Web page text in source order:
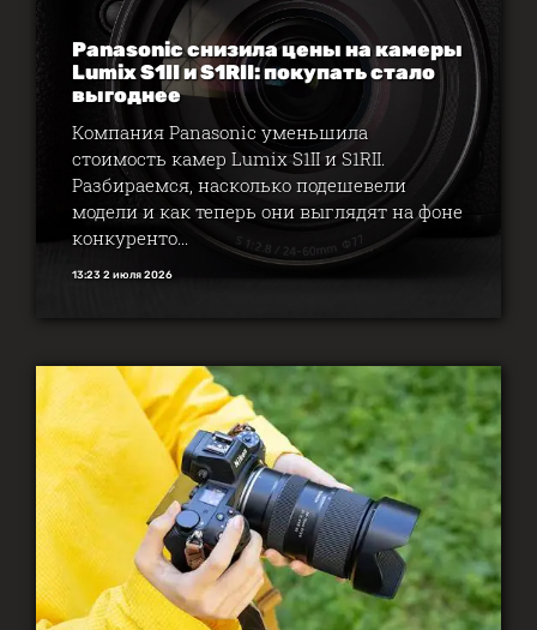
Panasonic снизила цены на камеры
Lumix S1II и S1RII: покупать стало
выгоднее
Компания Panasonic уменьшила
стоимость камер Lumix S1II и S1RII.
Разбираемся, насколько подешевели
модели и как теперь они выглядят на фоне
конкуренто...
13:23 2 июля 2026